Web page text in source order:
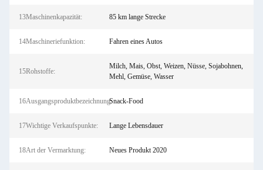
13Maschinenkapazität: 85 km lange Strecke
14Maschineriefunktion: Fahren eines Autos
15Rohstoffe:
Milch, Mais, Obst, Weizen, Nüsse, Sojabohnen,
Mehl, Gemüse, Wasser
16Ausgangsproduktbezeichnung:Snack-Food
17Wichtige Verkaufspunkte: Lange Lebensdauer
18Art der Vermarktung: Neues Produkt 2020